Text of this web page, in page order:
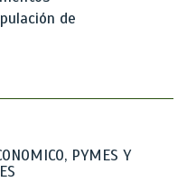
de
PYMES Y